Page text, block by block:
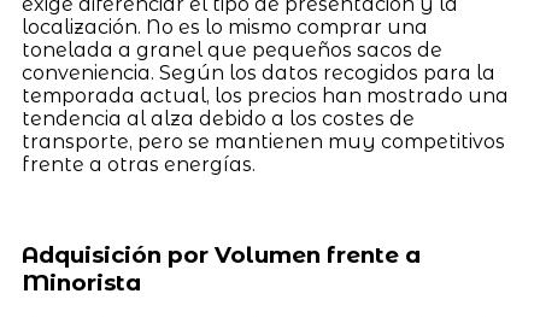
exige diferenciar el tipo de presentación y la
localización. No es lo mismo comprar una
tonelada a granel que pequeños sacos de
conveniencia. Según los datos recogidos para la
temporada actual, los precios han mostrado una
tendencia al alza debido a los costes de
transporte, pero se mantienen muy competitivos
frente a otras energías.
Adquisición por Volumen frente a
Minorista